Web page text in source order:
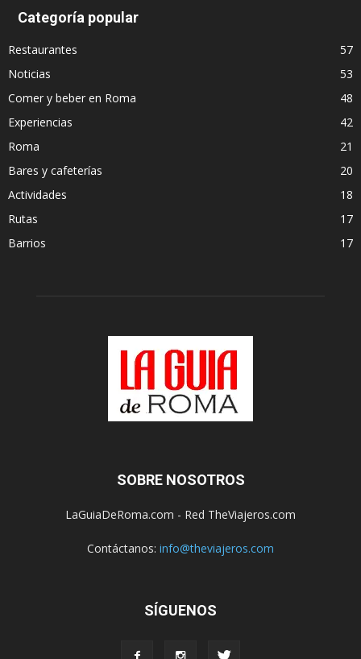
Categoría popular
Restaurantes
57
Noticias
53
Comer y beber en Roma
48
Experiencias
42
Roma
21
Bares y cafeterías
20
Actividades
18
Rutas
17
Barrios
17
SOBRE NOSOTROS
LaGuiaDeRoma.com - Red TheViajeros.com
Contáctanos: info@theviajeros.com
SÍGUENOS